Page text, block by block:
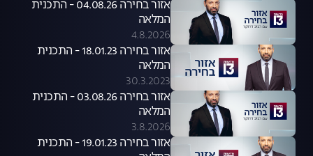
אזור בחירה 04.08.26 - התכנית
המלאה
4.8.2026
אזור בחירה 18.01.23 - התכנית
המלאה
30.3.2023
אזור בחירה 03.08.26 - התכנית
המלאה
3.8.2026
אזור בחירה 19.01.23 - התכנית